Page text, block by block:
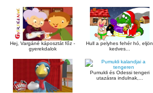
Hej, Vargáné káposztát főz -
gyerekdalok
Hull a pelyhes fehér hó, eljön
kedves...
Pumukli és Odessi tengeri
utazásra indulnak,...